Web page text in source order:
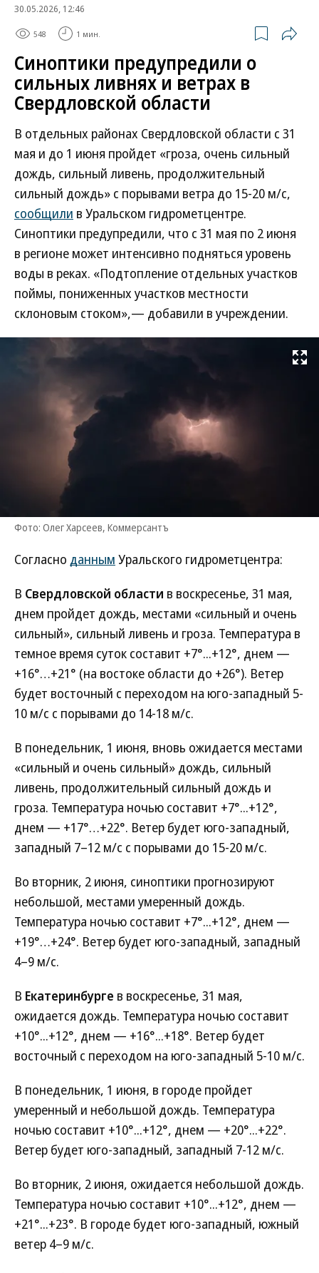
30.05.2026, 12:46
548 1 мин.
Синоптики предупредили о
сильных ливнях и ветрах в
Свердловской области
В отдельных районах Свердловской области с 31
мая и до 1 июня пройдет «гроза, очень сильный
дождь, сильный ливень, продолжительный
сильный дождь» с порывами ветра до 15-20 м/с,
сообщили в Уральском гидрометцентре.
Синоптики предупредили, что с 31 мая по 2 июня
в регионе может интенсивно подняться уровень
воды в реках. «Подтопление отдельных участков
поймы, пониженных участков местности
склоновым стоком»,— добавили в учреждении.
Развернуть
Фото: Олег Харсеев, Коммерсантъ
Согласно данным Уральского гидрометцентра:
В Свердловской области в воскресенье, 31 мая,
днем пройдет дождь, местами «сильный и очень
сильный», сильный ливень и гроза. Температура в
темное время суток составит +7°...+12°, днем —
+16°…+21° (на востоке области до +26°). Ветер
будет восточный с переходом на юго-западный 5-
10 м/с с порывами до 14-18 м/с.
В понедельник, 1 июня, вновь ожидается местами
«сильный и очень сильный» дождь, сильный
ливень, продолжительный сильный дождь и
гроза. Температура ночью составит +7°...+12°,
днем — +17°…+22°. Ветер будет юго-западный,
западный 7–12 м/c с порывами до 15-20 м/с.
Во вторник, 2 июня, синоптики прогнозируют
небольшой, местами умеренный дождь.
Температура ночью составит +7°...+12°, днем —
+19°…+24°. Ветер будет юго-западный, западный
4–9 м/c.
В Екатеринбурге в воскресенье, 31 мая,
ожидается дождь. Температура ночью составит
+10°...+12°, днем — +16°...+18°. Ветер будет
восточный с переходом на юго-западный 5-10 м/с.
В понедельник, 1 июня, в городе пройдет
умеренный и небольшой дождь. Температура
ночью составит +10°...+12°, днем — +20°...+22°.
Ветер будет юго-западный, западный 7-12 м/c.
Во вторник, 2 июня, ожидается небольшой дождь.
Температура ночью составит +10°...+12°, днем —
+21°...+23°. В городе будет юго-западный, южный
ветер 4–9 м/c.